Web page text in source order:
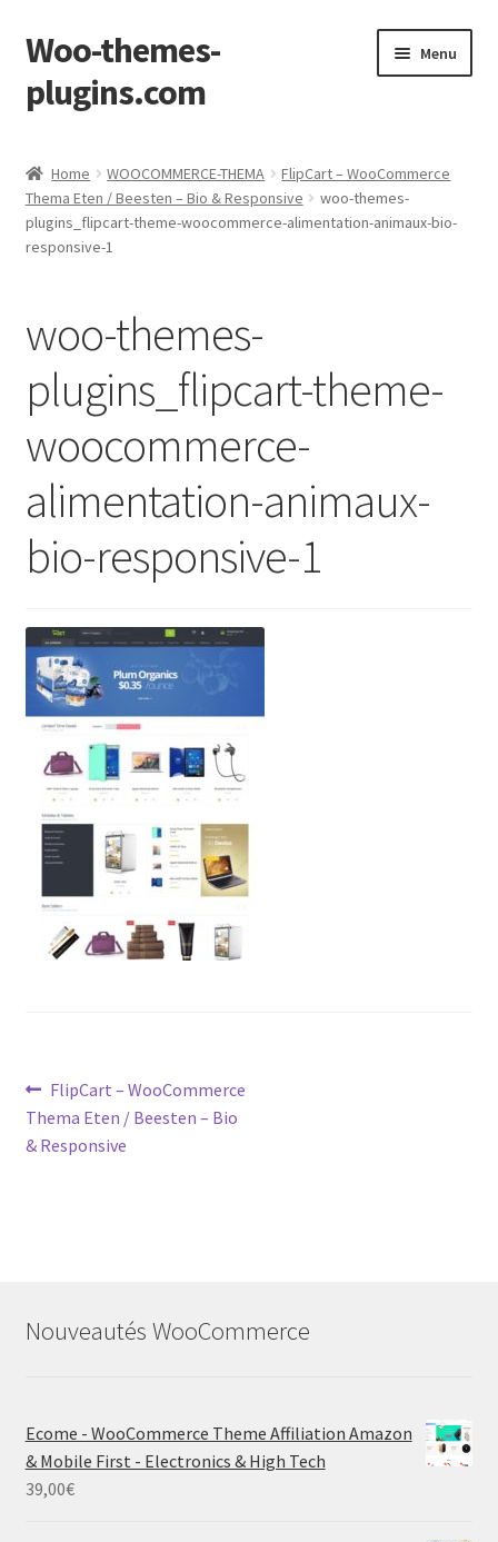
Skip
to
navigation
Skip
to
content
Woo-themes-
plugins.com
Menu
Home WOOCOMMERCE-THEMA
FlipCart – WooCommerce
Thema Eten / Beesten – Bio & Responsive
woo-themes-
plugins_flipcart-theme-woocommerce-alimentation-animaux-bio-
responsive-1
woo-themes-
plugins_flipcart-theme-
woocommerce-
alimentation-animaux-
bio-responsive-1
Post
navigation
Previous
post:
FlipCart – WooCommerce
Thema Eten / Beesten – Bio
& Responsive
Nouveautés WooCommerce
Ecome - WooCommerce Theme Affiliation Amazon
& Mobile First - Electronics & High Tech
39,00€